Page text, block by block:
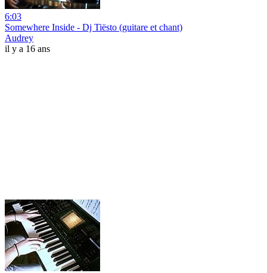
6:03
Somewhere Inside - Dj Tiësto (guitare et chant)
Audrey
il y a 16 ans